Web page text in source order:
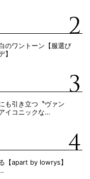
のワントーン【服選び
】
も引き立つ〝ヴァン
イコニックな…
【apart by lowrys】